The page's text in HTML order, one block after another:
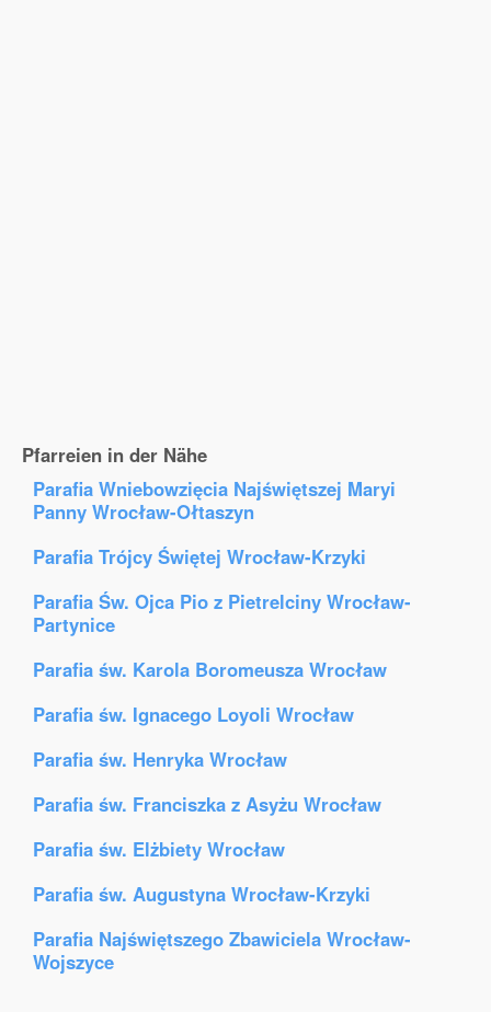
Pfarreien in der Nähe
Parafia Wniebowzięcia Najświętszej Maryi
Panny Wrocław-Ołtaszyn
Parafia Trójcy Świętej Wrocław-Krzyki
Parafia Św. Ojca Pio z Pietrelciny Wrocław-
Partynice
Parafia św. Karola Boromeusza Wrocław
Parafia św. Ignacego Loyoli Wrocław
Parafia św. Henryka Wrocław
Parafia św. Franciszka z Asyżu Wrocław
Parafia św. Elżbiety Wrocław
Parafia św. Augustyna Wrocław-Krzyki
Parafia Najświętszego Zbawiciela Wrocław-
Wojszyce